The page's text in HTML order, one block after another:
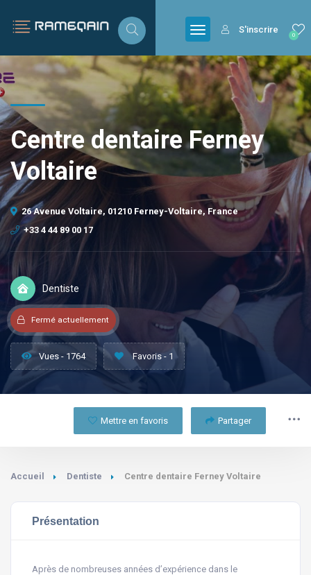
0
S'inscrire
Centre dentaire Ferney
Voltaire
26 Avenue Voltaire, 01210 Ferney-Voltaire, France
+33 4 44 89 00 17
Dentiste
Fermé actuellement
Vues - 1764 Favoris - 1
Mettre en favoris Partager
Accueil Dentiste Centre dentaire Ferney Voltaire
Présentation
Après de nombreuses années d’expérience dans le